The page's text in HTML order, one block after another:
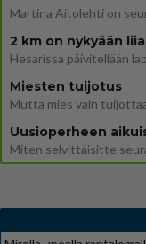
2 km on nykyään
Miesten tuijotus